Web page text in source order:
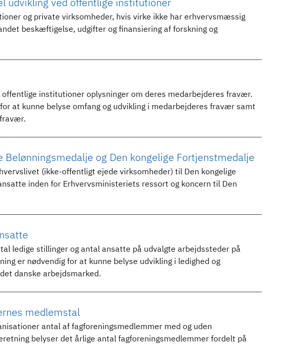
og private virksomheder, hvis virke ikke har erhvervsmæssig
beskæftigelse, udgifter og finansiering af forskning og
institutioner oplysninger om deres medarbejderes fravær.
at kunne belyse omfang og udvikling i medarbejderes fravær samt
og Den kongelige Fortjenstmedalje
(ikke-offentligt ejede virksomheder) til Den kongelige
inden for Erhvervsministeriets ressort og koncern til Den
ledige stillinger og antal ansatte på udvalgte arbejdssteder på
er nødvendig for at kunne belyse udvikling i ledighed og
danske arbejdsmarked.
medlemstal
antal af fagforeningsmedlemmer med og uden
belyser det årlige antal fagforeningsmedlemmer fordelt på